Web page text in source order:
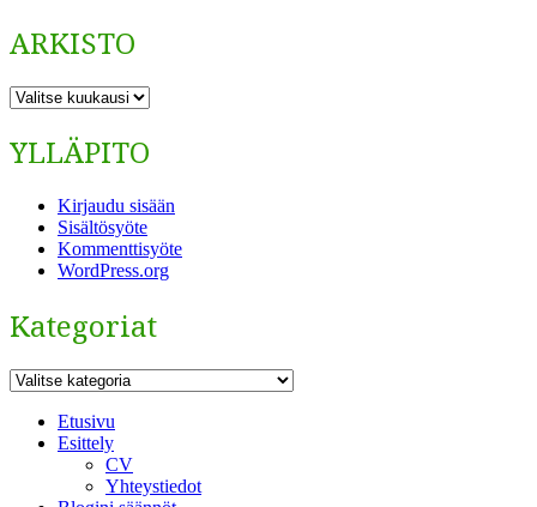
ARKISTO
ARKISTO
YLLÄPITO
Kirjaudu sisään
Sisältösyöte
Kommenttisyöte
WordPress.org
Kategoriat
Kategoriat
Etusivu
Esittely
CV
Yhteystiedot